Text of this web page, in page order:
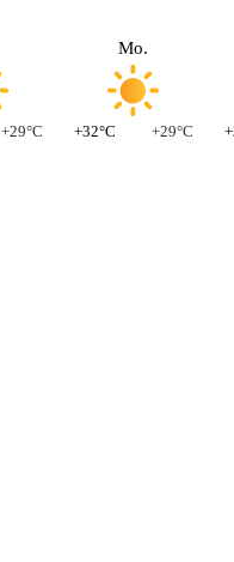
+29°C
Mo.
+32°C +29°C